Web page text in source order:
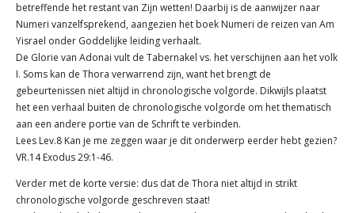
betreffende het restant van Zijn wetten! Daarbij is de aanwijzer naar
Numeri vanzelfsprekend, aangezien het boek Numeri de reizen van Am
Yisrael onder Goddelijke leiding verhaalt.
De Glorie van Adonai vult de Tabernakel vs. het verschijnen aan het volk
I. Soms kan de Thora verwarrend zijn, want het brengt de
gebeurtenissen niet altijd in chronologische volgorde. Dikwijls plaatst
het een verhaal buiten de chronologische volgorde om het thematisch
aan een andere portie van de Schrift te verbinden.
Lees Lev.8 Kan je me zeggen waar je dit onderwerp eerder hebt gezien?
VR.14 Exodus 29:1-46.
Verder met de korte versie: dus dat de Thora niet altijd in strikt
chronologische volgorde geschreven staat!